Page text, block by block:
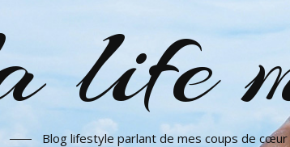
Blog lifestyle parlant de mes coups de